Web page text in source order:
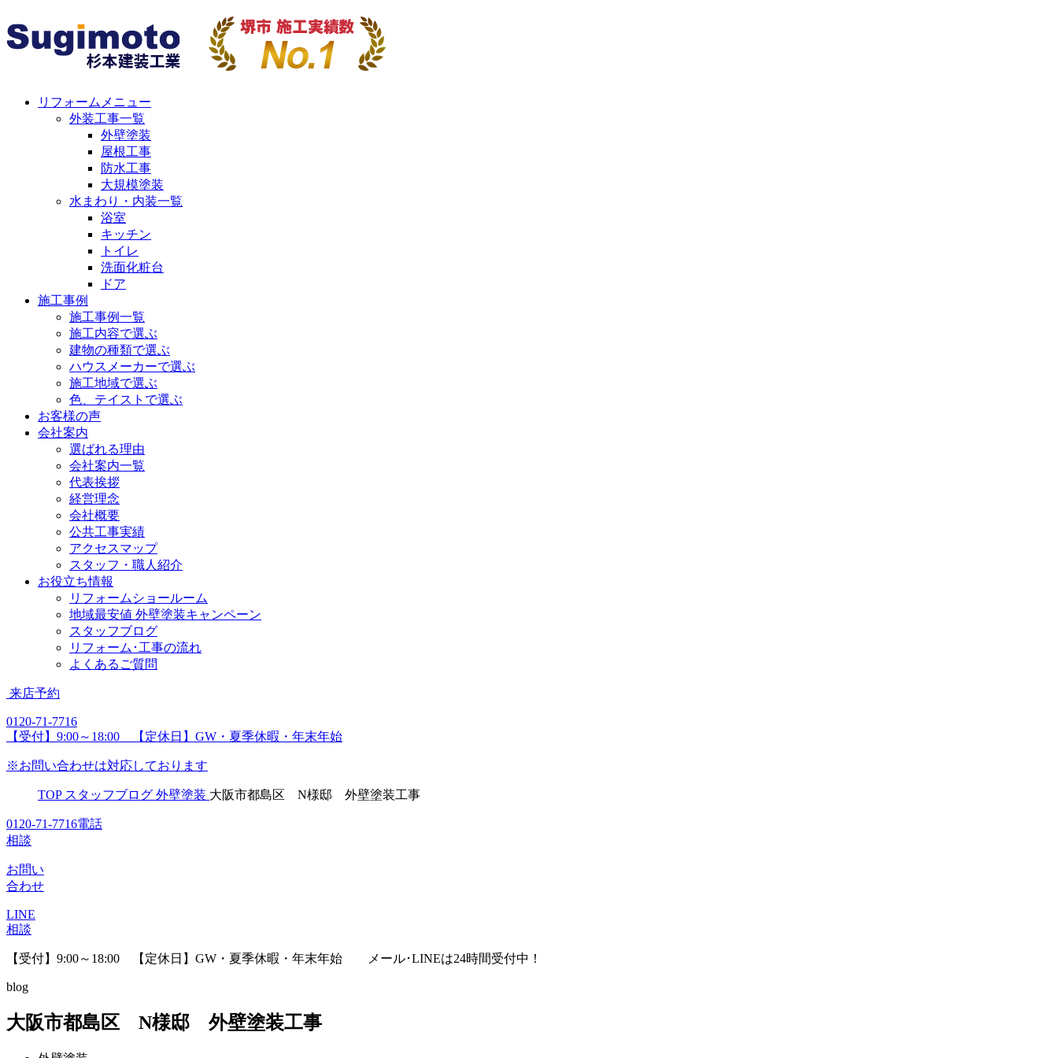
リフォームメニュー
外装工事一覧
外壁塗装
屋根工事
防水工事
大規模塗装
水まわり・内装一覧
浴室
キッチン
トイレ
洗面化粧台
ドア
施工事例
施工事例一覧
施工内容で選ぶ
建物の種類で選ぶ
ハウスメーカーで選ぶ
施工地域で選ぶ
色、テイストで選ぶ
お客様の声
会社案内
選ばれる理由
会社案内一覧
代表挨拶
経営理念
会社概要
公共工事実績
アクセスマップ
スタッフ・職人紹介
お役立ち情報
リフォームショールーム
地域最安値 外壁塗装キャンペーン
スタッフブログ
リフォーム･工事の流れ
よくあるご質問
来店予約
0120-71-7716
【受付】9:00～18:00 【定休日】GW・夏季休暇・年末年始
※お問い合わせは対応しております
TOP スタッフブログ 外壁塗装 大阪市都島区 N様邸 外壁塗装工事
0120-71-7716電話
相談
お問い
合わせ
LINE
相談
【受付】9:00～18:00 【定休日】GW・夏季休暇・年末年始 メール･LINEは24時間受付中！
blog
大阪市都島区 N様邸 外壁塗装工事